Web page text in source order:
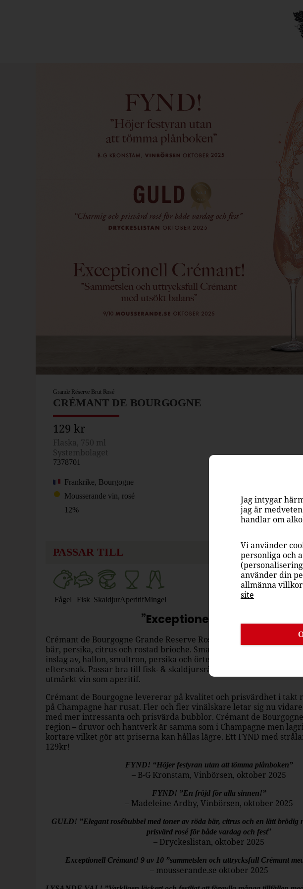
Grande Réserve Brut Rosé
CRÉMANT DE BOURGOGNE
129 kr
Flaska, 750 ml
Systembolaget
7378701
Frankrike, Bourgogne
Mousserande vin, rosé
12%
PASSAR TILL
Fågel Fisk SkaldjurAperitifMingel
”Exceptionell Crémant!”
Crémant de Bourgogne Grande Reserve Rosé har en angenäm doft
bär, persika, citrus och rostad brioche. Smaken är torr, frisk med
inslag av, hallon, smultron, persika och örter med eleganta bubblor
eftersmak. Passar bra till fisk- & skaldjursrätter, festliga tilltugg och
utmärkt vin som aperitif.
Crémant de Bourgogne levererar på kvalitet och prisvärdhet i takt
på Champagne har rusat. Fler och fler vinälskare letar sig nu
med mer intressanta och prisvärda bubblor. Crémant de
region – druvor och hantverk är samma som i Champagne men
kortare vilket gör att priserna kan hållas lägre. Ett FYND med
129kr!
FYND! “Höjer festyran utan att tömma plånboken”
– B-G Kronstam, Vinbörsen, oktober 2025
FYND! ”En fröjd för alla sinnen!”
– Madeleine Ardby, Vinbörsen, oktober 2025
GULD! ”Elegant rosébubbel med toner av röda bär, citrus och en lätt brödig
prisvärd rosé för både vardag och fest”
– Dryckeslistan, oktober 2025
Exceptionell Crémant! 9 av 10 ”sammetslen och uttrycksfull Crémant
– mousserande.se oktober 2025
Jag intygar
jag är
handlar om
Vi använder
personliga och
använder din
allmänna
site